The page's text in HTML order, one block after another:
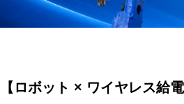
【ロボット × ワイヤレス給